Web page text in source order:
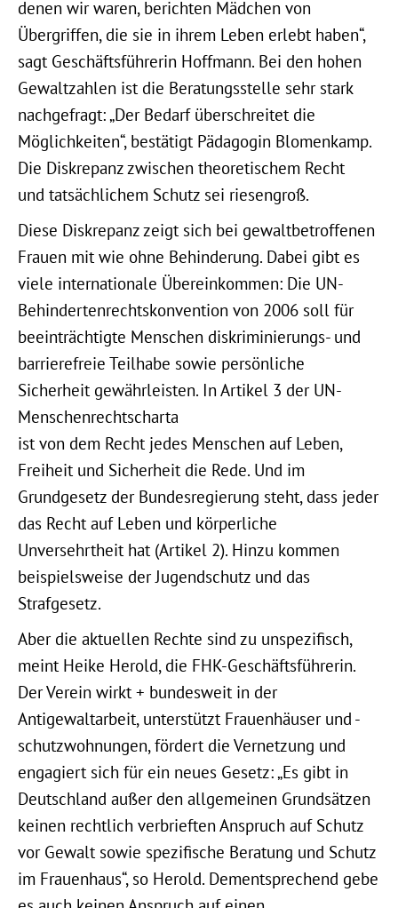
denen wir waren, berichten Mädchen von
Übergriffen, die sie in ihrem Leben erlebt haben“,
sagt Geschäftsführerin Hoffmann. Bei den hohen
Gewaltzahlen ist die Beratungsstelle sehr stark
nachgefragt: „Der Bedarf überschreitet die
Möglichkeiten“, bestätigt Pädagogin Blomenkamp.
Die Diskrepanz zwischen theoretischem Recht
und tatsächlichem Schutz sei riesengroß.
Diese Diskrepanz zeigt sich bei gewaltbetroffenen
Frauen mit wie ohne Behinderung. Dabei gibt es
viele internationale Übereinkommen: Die UN-
Behindertenrechtskonvention von 2006 soll für
beeinträchtigte Menschen diskriminierungs- und
barrierefreie Teilhabe sowie persönliche
Sicherheit gewährleisten. In Artikel 3 der UN-
Menschenrechtscharta
ist von dem Recht jedes Menschen auf Leben,
Freiheit und Sicherheit die Rede. Und im
Grundgesetz der Bundesregierung steht, dass jeder
das Recht auf Leben und körperliche
Unversehrtheit hat (Artikel 2). Hinzu kommen
beispielsweise der Jugendschutz und das
Strafgesetz.
Aber die aktuellen Rechte sind zu unspezifisch,
meint Heike Herold, die FHK-Geschäftsführerin.
Der Verein wirkt + bundesweit in der
Antigewaltarbeit, unterstützt Frauenhäuser und -
schutzwohnungen, fördert die Vernetzung und
engagiert sich für ein neues Gesetz: „Es gibt in
Deutschland außer den allgemeinen Grundsätzen
keinen rechtlich verbrieften Anspruch auf Schutz
vor Gewalt sowie spezifische Beratung und Schutz
im Frauenhaus“, so Herold. Dementsprechend gebe